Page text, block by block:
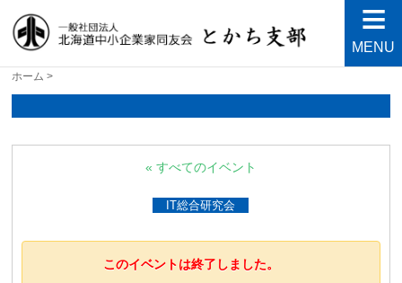
北海道中小企業家同友会と
かち支部
良い会社、良い経営者、よい経営環境づくりを目指し
MENU
ホーム >
« すべてのイベント
IT総合研究会
このイベントは終了しました。